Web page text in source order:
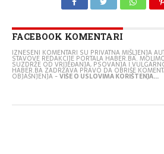
FACEBOOK KOMENTARI
IZNESENI KOMENTARI SU PRIVATNA MIŠLJENJA
STAVOVE REDAKCIJE PORTALA HABER.BA.
SUZDRŽE OD VRIJEĐANJA, PSOVANJA I
HABER.BA ZADRŽAVA PRAVO DA OBRIŠE
OBJAŠNJENJA -VIŠE O USLOVIMA KORIŠTENJA...